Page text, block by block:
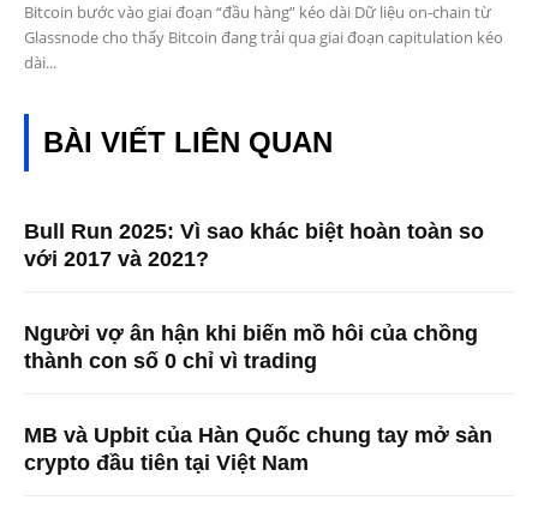
Bitcoin bước vào giai đoạn “đầu hàng” kéo dài Dữ liệu on-chain từ
Glassnode cho thấy Bitcoin đang trải qua giai đoạn capitulation kéo
dài...
BÀI VIẾT LIÊN QUAN
Bull Run 2025: Vì sao khác biệt hoàn toàn so
với 2017 và 2021?
Người vợ ân hận khi biến mồ hôi của chồng
thành con số 0 chỉ vì trading
MB và Upbit của Hàn Quốc chung tay mở sàn
crypto đầu tiên tại Việt Nam